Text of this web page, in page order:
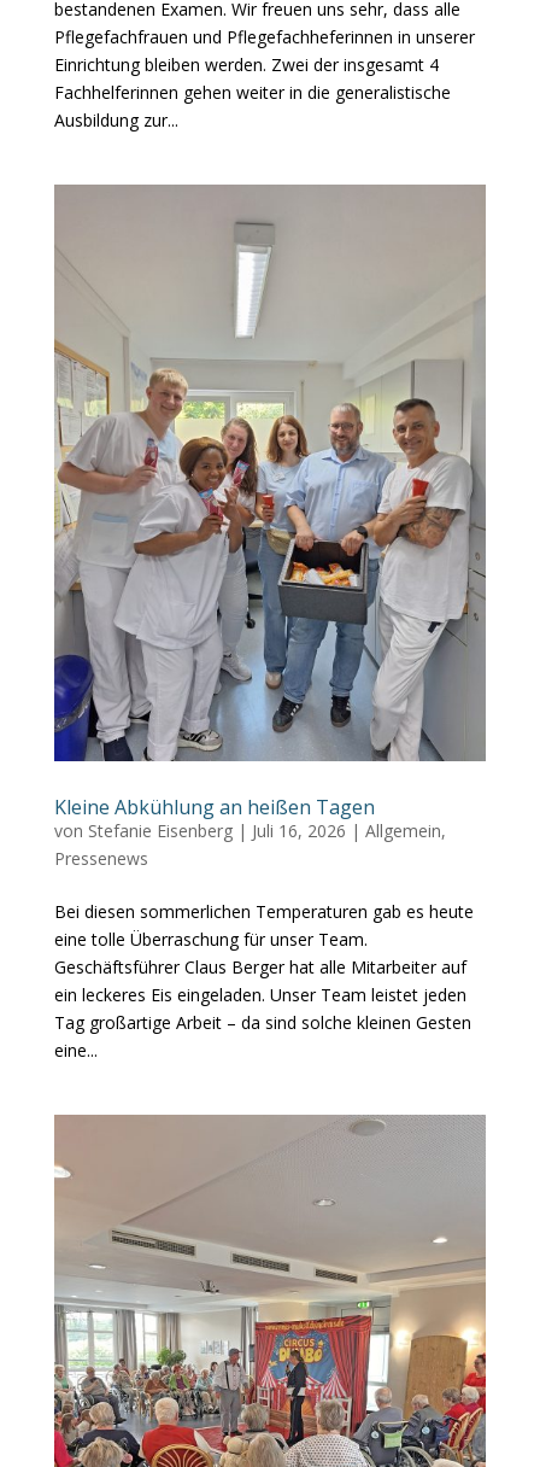
bestandenen Examen. Wir freuen uns sehr, dass alle
Pflegefachfrauen und Pflegefachheferinnen in unserer
Einrichtung bleiben werden. Zwei der insgesamt 4
Fachhelferinnen gehen weiter in die generalistische
Ausbildung zur...
Kleine Abkühlung an heißen Tagen
von Stefanie Eisenberg| Juli 16, 2026 | Allgemein,
Pressenews
Bei diesen sommerlichen Temperaturen gab es heute
eine tolle Überraschung für unser Team.
Geschäftsführer Claus Berger hat alle Mitarbeiter auf
ein leckeres Eis eingeladen. Unser Team leistet jeden
Tag großartige Arbeit – da sind solche kleinen Gesten
eine...